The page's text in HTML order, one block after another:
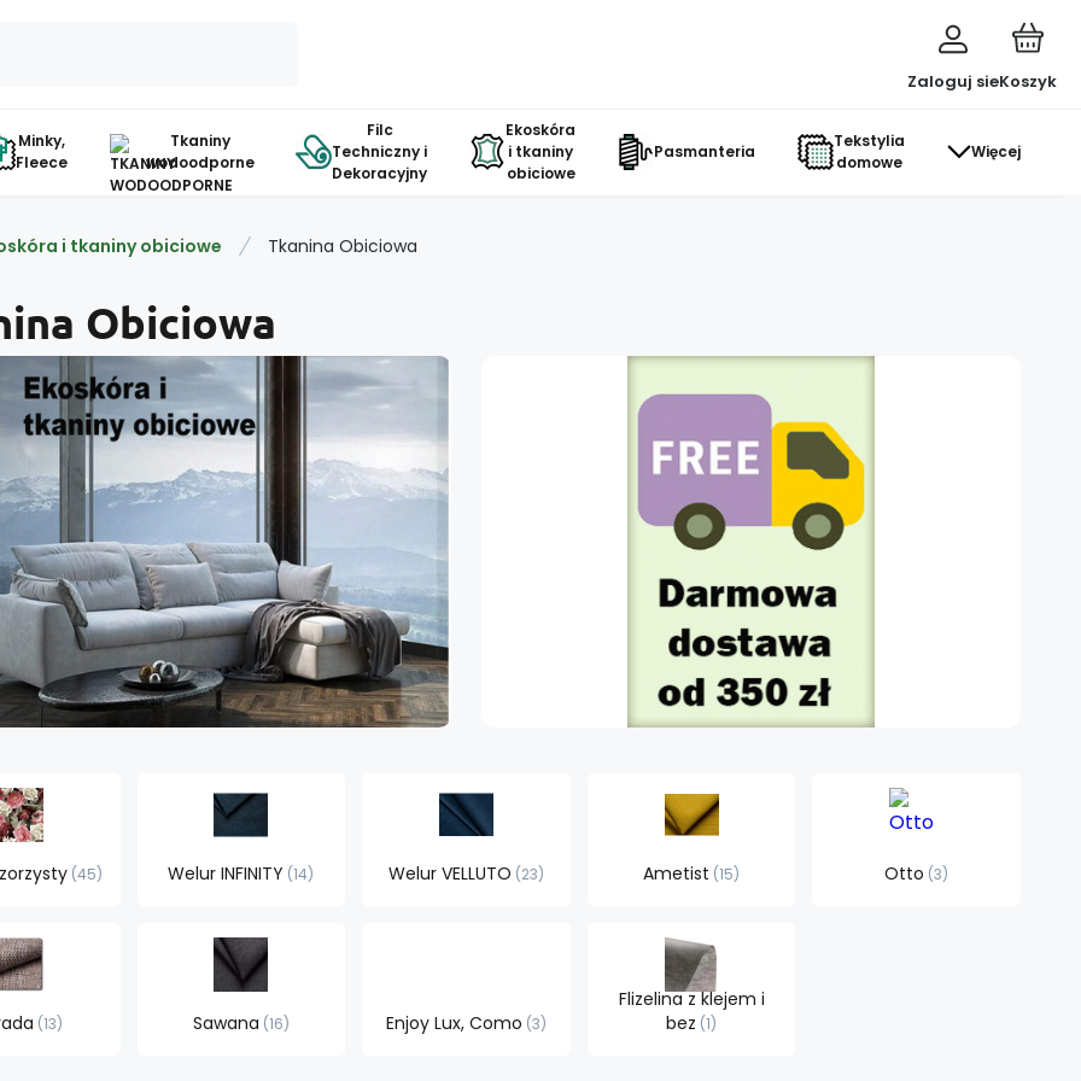
Zaloguj sieKoszyk
Minky,
Fleece
Tkaniny
wodoodporne
Filc
Techniczny i
Dekoracyjny
Ekoskóra
i tkaniny
obiciowe
Pasmanteria
Tekstylia
domowe
Więcej
i tkaniny obiciowe Tkanina Obiciowa
Obiciowa
45 Welur INFINITY 14 Welur VELLUTO 23 Ametist 15 Otto 3
13 Sawana 16 Enjoy Lux, Como 3
Flizelina z klejem i
bez 1